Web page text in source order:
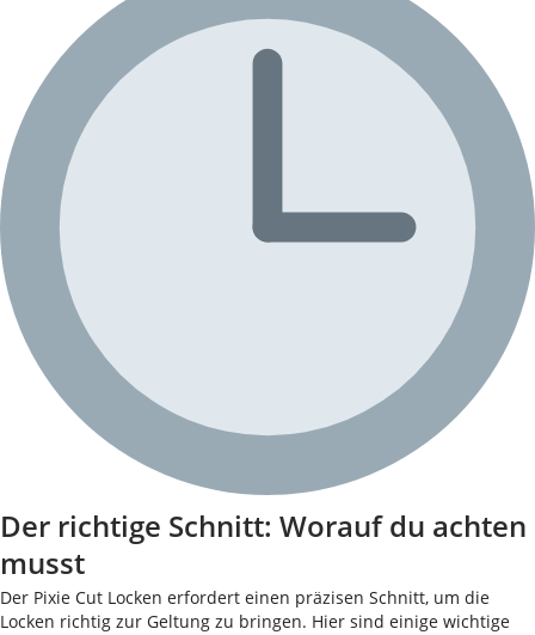
Der richtige Schnitt: Worauf du achten
musst
Der Pixie Cut Locken erfordert einen präzisen Schnitt, um die
Locken richtig zur Geltung zu bringen. Hier sind einige wichtige